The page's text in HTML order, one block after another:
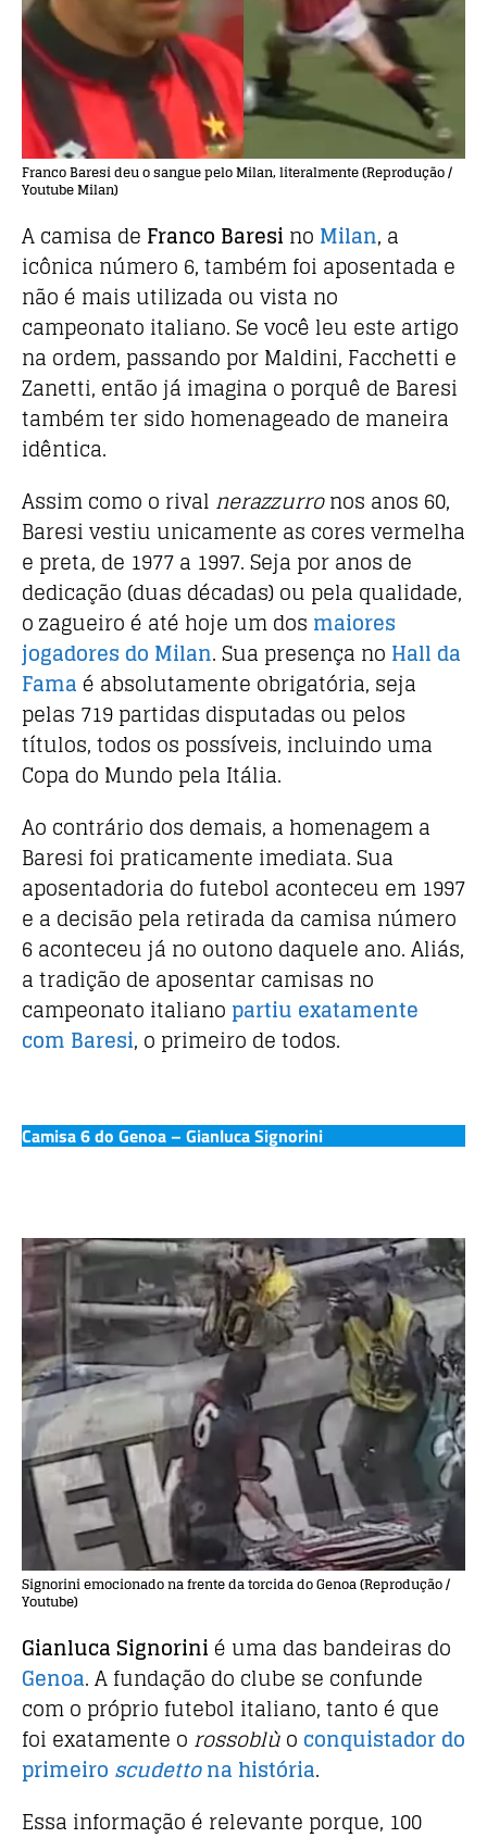
Franco Baresi deu o sangue pelo Milan, literalmente (Reprodução /
Youtube Milan)
A camisa de Franco Baresi no Milan, a
icônica número 6, também foi aposentada e
não é mais utilizada ou vista no
campeonato italiano. Se você leu este artigo
na ordem, passando por Maldini, Facchetti e
Zanetti, então já imagina o porquê de Baresi
também ter sido homenageado de maneira
idêntica.
Assim como o rival nerazzurronos anos 60,
Baresi vestiu unicamente as cores vermelha
e preta, de 1977 a 1997. Seja por anos de
dedicação (duas décadas) ou pela qualidade,
o zagueiro é até hoje um dos maiores
jogadores do Milan. Sua presença no Hall da
Fama é absolutamente obrigatória, seja
pelas 719 partidas disputadas ou pelos
títulos, todos os possíveis, incluindo uma
Copa do Mundo pela Itália.
Ao contrário dos demais, a homenagem a
Baresi foi praticamente imediata. Sua
aposentadoria do futebol aconteceu em 1997
e a decisão pela retirada da camisa número
6 aconteceu já no outono daquele ano. Aliás,
a tradição de aposentar camisas no
campeonato italiano partiu exatamente
com Baresi, o primeiro de todos.
Camisa 6 do Genoa – Gianluca Signorini
Signorini emocionado na frente da torcida do Genoa (Reprodução /
Youtube)
Gianluca Signorini é uma das bandeiras do
Genoa. A fundação do clube se confunde
com o próprio futebol italiano, tanto é que
foi exatamente o rossoblùo conquistador do
primeiro scudettona história.
Essa informação é relevante porque, 100